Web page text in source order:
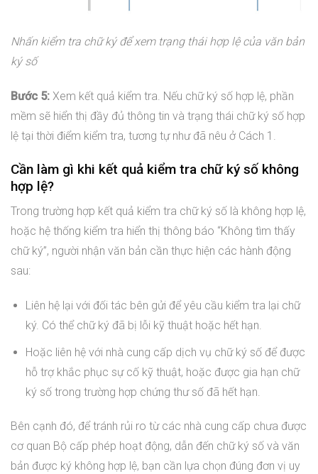
Nhấn kiểm tra chữ ký để xem trạng thái hợp lệ của văn bản
ký số
Bước 5: Xem kết quả kiểm tra. Nếu chữ ký số hợp lệ, phần
mềm sẽ hiển thị đầy đủ thông tin và trạng thái chữ ký số hợp
lệ tại thời điểm kiểm tra, tương tự như đã nêu ở Cách 1.
Cần làm gì khi kết quả kiểm tra chữ ký số không
hợp lệ?
Trong trường hợp kết quả kiểm tra chữ ký số là không hợp lệ,
hoặc hệ thống kiểm tra hiển thị thông báo “Không tìm thấy
chữ ký”, người nhận văn bản cần thực hiện các hành động
sau:
Liên hệ lại với đối tác bên gửi để yêu cầu kiểm tra lại chữ
ký. Có thể chữ ký đã bị lỗi kỹ thuật hoặc hết hạn.
Hoặc liên hệ với nhà cung cấp dịch vụ chữ ký số để được
hỗ trợ khắc phục sự cố kỹ thuật, hoặc được gia hạn chữ
ký số trong trường hợp chứng thư số đã hết hạn.
Bên cạnh đó, để tránh rủi ro từ các nhà cung cấp chưa được
cơ quan Bộ cấp phép hoạt động, dẫn đến chữ ký số và văn
bản được ký không hợp lệ, bạn cần lựa chọn đúng đơn vị uy